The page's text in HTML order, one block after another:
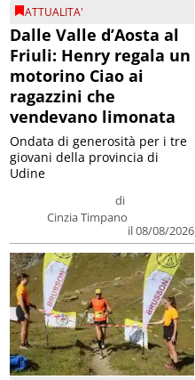
ATTUALITA'
Dalle Valle d’Aosta al
Friuli: Henry regala un
motorino Ciao ai
ragazzini che
vendevano limonata
di
Cinzia Timpano
il 08/08/2026
Ondata di generosità per i tre
giovani della provincia di
Udine